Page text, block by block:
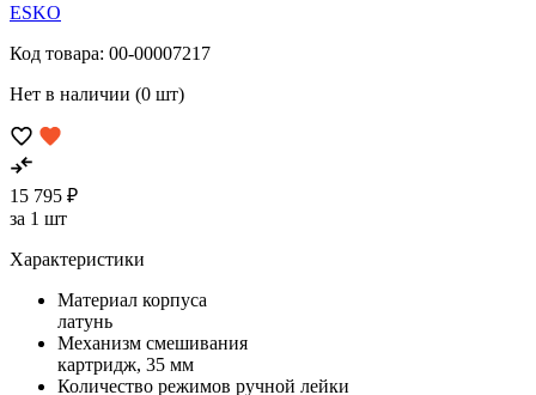
ESKO
Код товара: 00-00007217
Нет в наличии (0 шт)
15 795 ₽
за 1 шт
Характеристики
Материал корпуса
латунь
Механизм смешивания
картридж, 35 мм
Количество режимов ручной лейки